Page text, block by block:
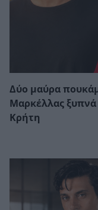
Δύο μαύρα
Μαρκέλλας ξυπνά
Κρήτη